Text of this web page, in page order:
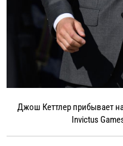
Джош Кеттлер прибывает
Invictus